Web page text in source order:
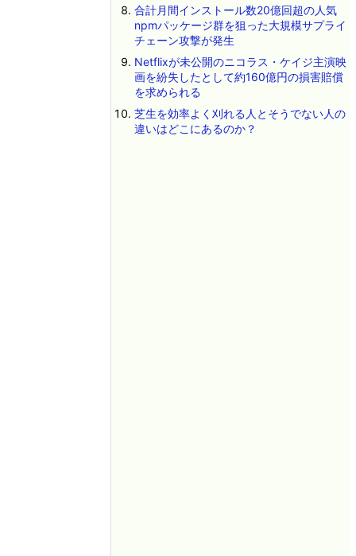
合計月間インストール数20億回超の人気
npmパッケージ群を狙った大規模サプライ
チェーン攻撃が発生
Netflixが未公開のニコラス・ケイジ主演映
画を紛失したとして約160億円の損害賠償
を求められる
芝生を効率よく刈れる人とそうでない人の
違いはどこにあるのか？